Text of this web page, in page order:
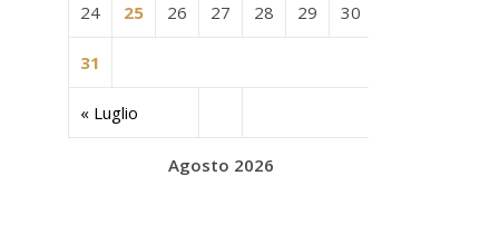
Agosto 2026
« Luglio
24 25 26 27 28 29 30
31